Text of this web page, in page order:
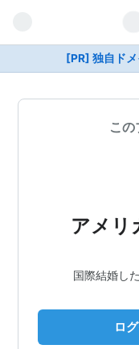
[PR] 独自ド
こ
アメリ
国際結婚し
ロ